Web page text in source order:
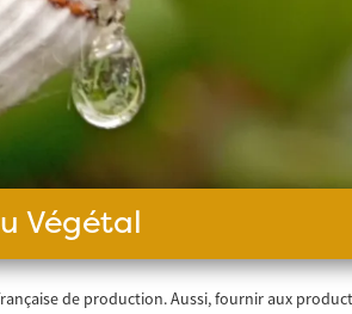
Végétal
de production. Aussi, fournir aux